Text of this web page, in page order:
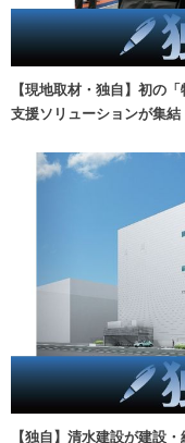
【現地取材・独自】初の
支援ソリューションが集結
【独自】清水建設が建設